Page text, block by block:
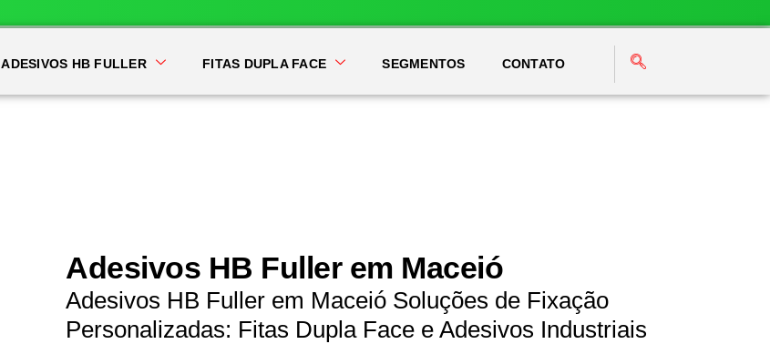
ADESIVOS HB FULLER FITAS DUPLA FACE SEGMENTOS CONTATO
Adesivos HB Fuller em Maceió
Adesivos HB Fuller em Maceió Soluções de Fixação
Personalizadas: Fitas Dupla Face e Adesivos Industriais